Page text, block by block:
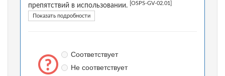
препятствий в использовании.
[OSPS-GV-02.01]
Показать подробности
Соответствует
Не соответствует